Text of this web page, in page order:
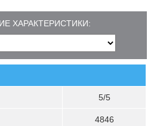
ХАРАКТЕРИСТИКИ:
5/5
4846